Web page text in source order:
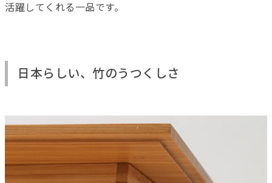
活躍してくれる一品です。
日本らしい、竹のうつくしさ